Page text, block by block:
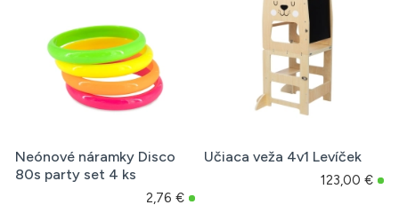
Neónové náramky Disco
80s party set 4 ks
2,76 €
Učiaca veža 4v1 Levíček
123,00 €